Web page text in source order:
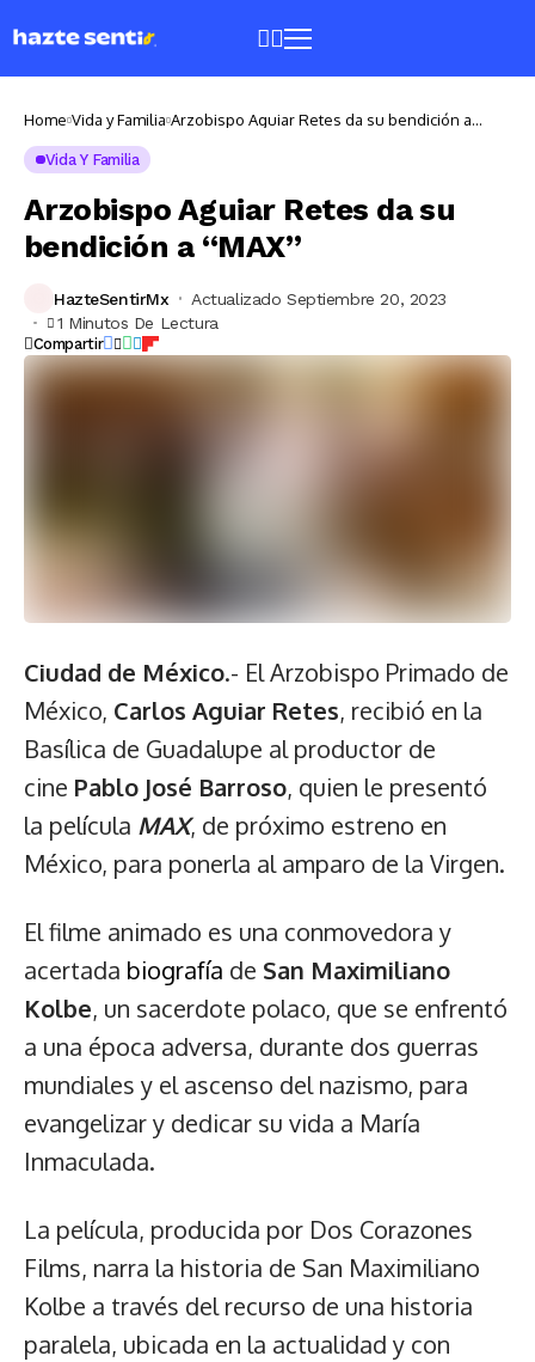
Home Vida y Familia Arzobispo Aguiar Retes da su bendición a
Vida Y Familia
Arzobispo Aguiar Retes da su
bendición a “MAX”
HazteSentirMx
Actualizado Septiembre 20, 2023
1 Minutos De Lectura
Compartir
Ciudad de México.- El Arzobispo Primado de
México, Carlos Aguiar Retes, recibió en la
Basílica de Guadalupe al productor de
cine Pablo José Barroso, quien le presentó
la película MAX, de próximo estreno en
México, para ponerla al amparo de la Virgen.
El filme animado es una conmovedora y
acertada biografía de San Maximiliano
Kolbe, un sacerdote polaco, que se enfrentó
a una época adversa, durante dos guerras
mundiales y el ascenso del nazismo, para
evangelizar y dedicar su vida a María
Inmaculada.
La película, producida por Dos Corazones
Films, narra la historia de San Maximiliano
Kolbe a través del recurso de una historia
paralela, ubicada en la actualidad y con